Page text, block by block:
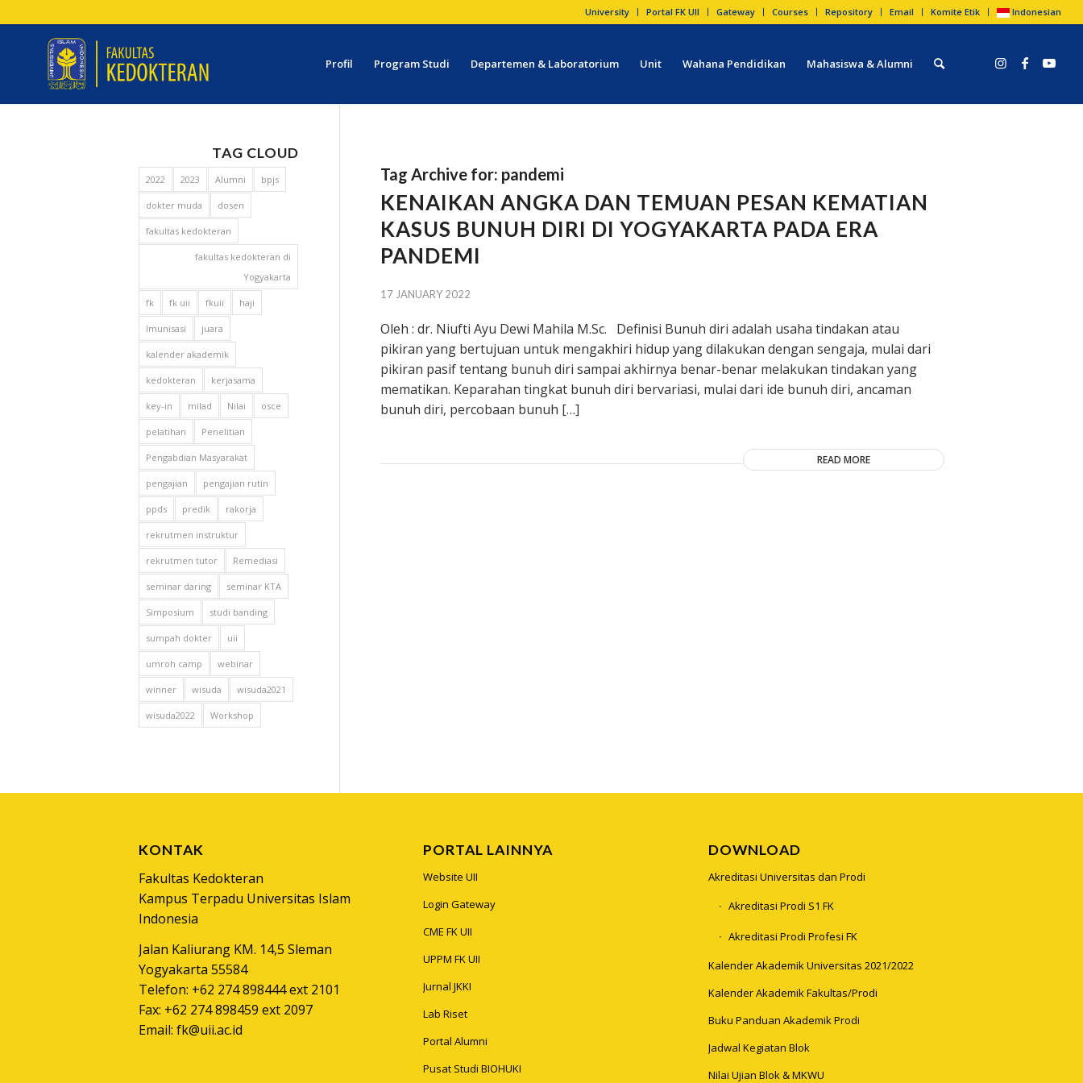
University Portal FK UII Gateway Courses Repository Email Komite Etik Indonesian
Profil Program Studi Departemen & Laboratorium Unit Wahana Pendidikan Mahasiswa & Alumni
Tag Archive for: pandemi
KENAIKAN ANGKA DAN TEMUAN PESAN KEMATIAN
KASUS BUNUH DIRI DI YOGYAKARTA PADA ERA
PANDEMI
17 JANUARY 2022
Oleh : dr. Niufti Ayu Dewi Mahila M.Sc. Definisi Bunuh diri adalah usaha tindakan atau
pikiran yang bertujuan untuk mengakhiri hidup yang dilakukan dengan sengaja, mulai dari
pikiran pasif tentang bunuh diri sampai akhirnya benar-benar melakukan tindakan yang
mematikan. Keparahan tingkat bunuh diri bervariasi, mulai dari ide bunuh diri, ancaman
bunuh diri, percobaan bunuh […]
READ MORE
TAG CLOUD
2022 2023 Alumni bpjs
dokter muda dosen
fakultas kedokteran
fakultas kedokteran di
Yogyakarta
fk fk uii fkuii haji
Imunisasi juara
kalender akademik
kedokteran kerjasama
key-in milad Nilai osce
pelatihan Penelitian
Pengabdian Masyarakat
pengajian pengajian rutin
ppds predik rakorja
rekrutmen instruktur
rekrutmen tutor Remediasi
seminar daring seminar KTA
Simposium studi banding
sumpah dokter uii
umroh camp webinar
winner wisuda wisuda2021
wisuda2022 Workshop
KONTAK
Fakultas Kedokteran
Kampus Terpadu Universitas Islam
Indonesia
Jalan Kaliurang KM. 14,5 Sleman
Yogyakarta 55584
Telefon: +62 274 898444 ext 2101
Fax: +62 274 898459 ext 2097
Email: fk@uii.ac.id
PORTAL LAINNYA
Website UII
Login Gateway
CME FK UII
UPPM FK UII
Jurnal JKKI
Lab Riset
Portal Alumni
Pusat Studi BIOHUKI
DOWNLOAD
Akreditasi Universitas dan Prodi
Akreditasi Prodi S1 FK
Akreditasi Prodi Profesi FK
Kalender Akademik Universitas 2021/2022
Kalender Akademik Fakultas/Prodi
Buku Panduan Akademik Prodi
Jadwal Kegiatan Blok
Nilai Ujian Blok & MKWU